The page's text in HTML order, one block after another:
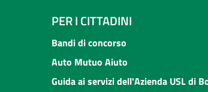
PER I CITTADINI
Bandi di concorso
Auto Mutuo Aiuto
Guida ai servizi dell'Azienda USL di